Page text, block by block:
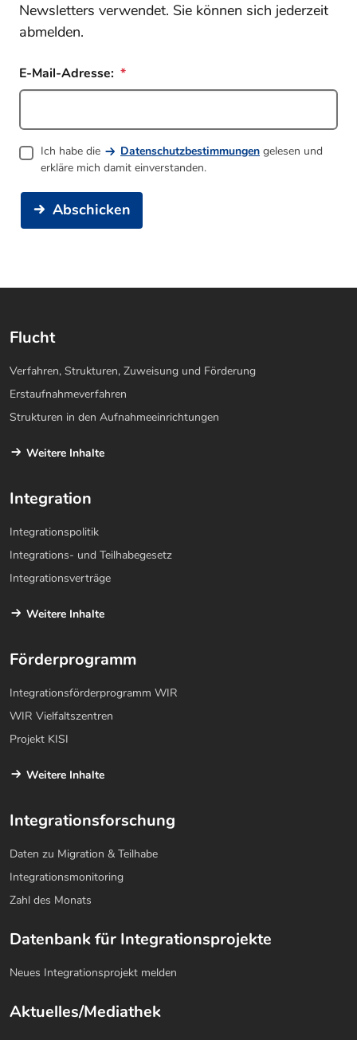
Newsletters verwendet. Sie können sich jederzeit
abmelden.
E-Mail-Adresse:
Ich habe die Datenschutzbestimmungen gelesen und
erkläre mich damit einverstanden.
Abschicken
Flucht
Verfahren, Strukturen, Zuweisung und Förderung
Erstaufnahmeverfahren
Strukturen in den Aufnahmeeinrichtungen
Weitere Inhalte
Integration
Integrationspolitik
Integrations- und Teilhabegesetz
Integrationsverträge
Weitere Inhalte
Förderprogramm
Integrationsförderprogramm WIR
WIR Vielfaltszentren
Projekt KISI
Weitere Inhalte
Integrationsforschung
Daten zu Migration & Teilhabe
Integrationsmonitoring
Zahl des Monats
Datenbank für Integrationsprojekte
Neues Integrationsprojekt melden
Aktuelles/Mediathek